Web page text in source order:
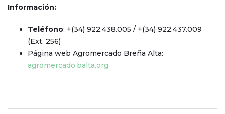
Información:
Teléfono: +(34) 922.438.005 / +(34) 922.437.009
(Ext. 256)
Página web Agromercado Breña Alta:
agromercado.balta.org.